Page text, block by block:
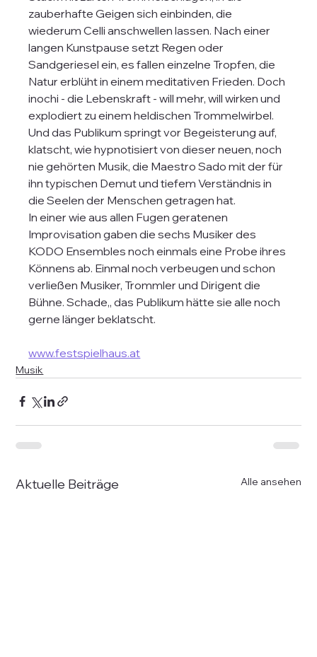
zauberhafte Geigen sich einbinden, die
wiederum Celli anschwellen lassen. Nach einer
langen Kunstpause setzt Regen oder
Sandgeriesel ein, es fallen einzelne Tropfen, die
Natur erblüht in einem meditativen Frieden. Doch
inochi - die Lebenskraft - will mehr, will wirken und
explodiert zu einem heldischen Trommelwirbel.
Und das Publikum springt vor Begeisterung auf,
klatscht, wie hypnotisiert von dieser neuen, noch
nie gehörten Musik, die Maestro Sado mit der für
ihn typischen Demut und tiefem Verständnis in
die Seelen der Menschen getragen hat.
In einer wie aus allen Fugen geratenen
Improvisation gaben die sechs Musiker des
KODO Ensembles noch einmals eine Probe ihres
Könnens ab. Einmal noch verbeugen und schon
verließen Musiker, Trommler und Dirigent die
Bühne. Schade,, das Publikum hätte sie alle noch
gerne länger beklatscht.
www.festspielhaus.at
Musik
Aktuelle Beiträge Alle ansehen